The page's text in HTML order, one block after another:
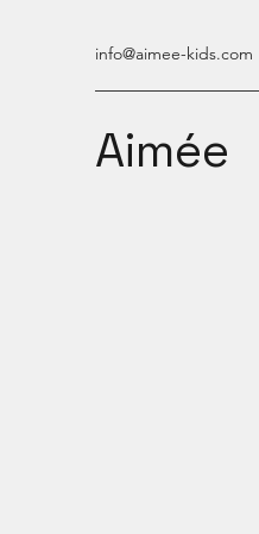
info@aimee-kids.com
Aimée